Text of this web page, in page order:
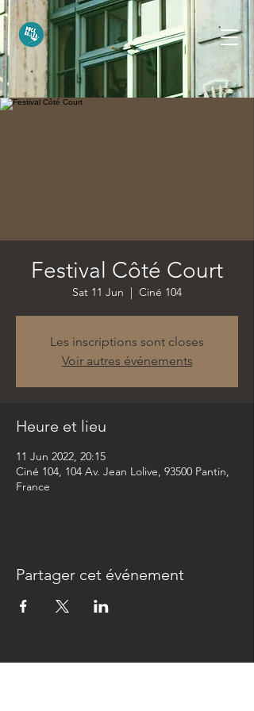
Festival Côté Court
Sat 11 Jun
  |
Ciné 104
Les inscriptions sont closes
Voir autres événements
Heure et lieu
11 Jun 2022, 20:15
Ciné 104, 104 Av. Jean Lolive, 93500 Pantin,
France
Partager cet événement